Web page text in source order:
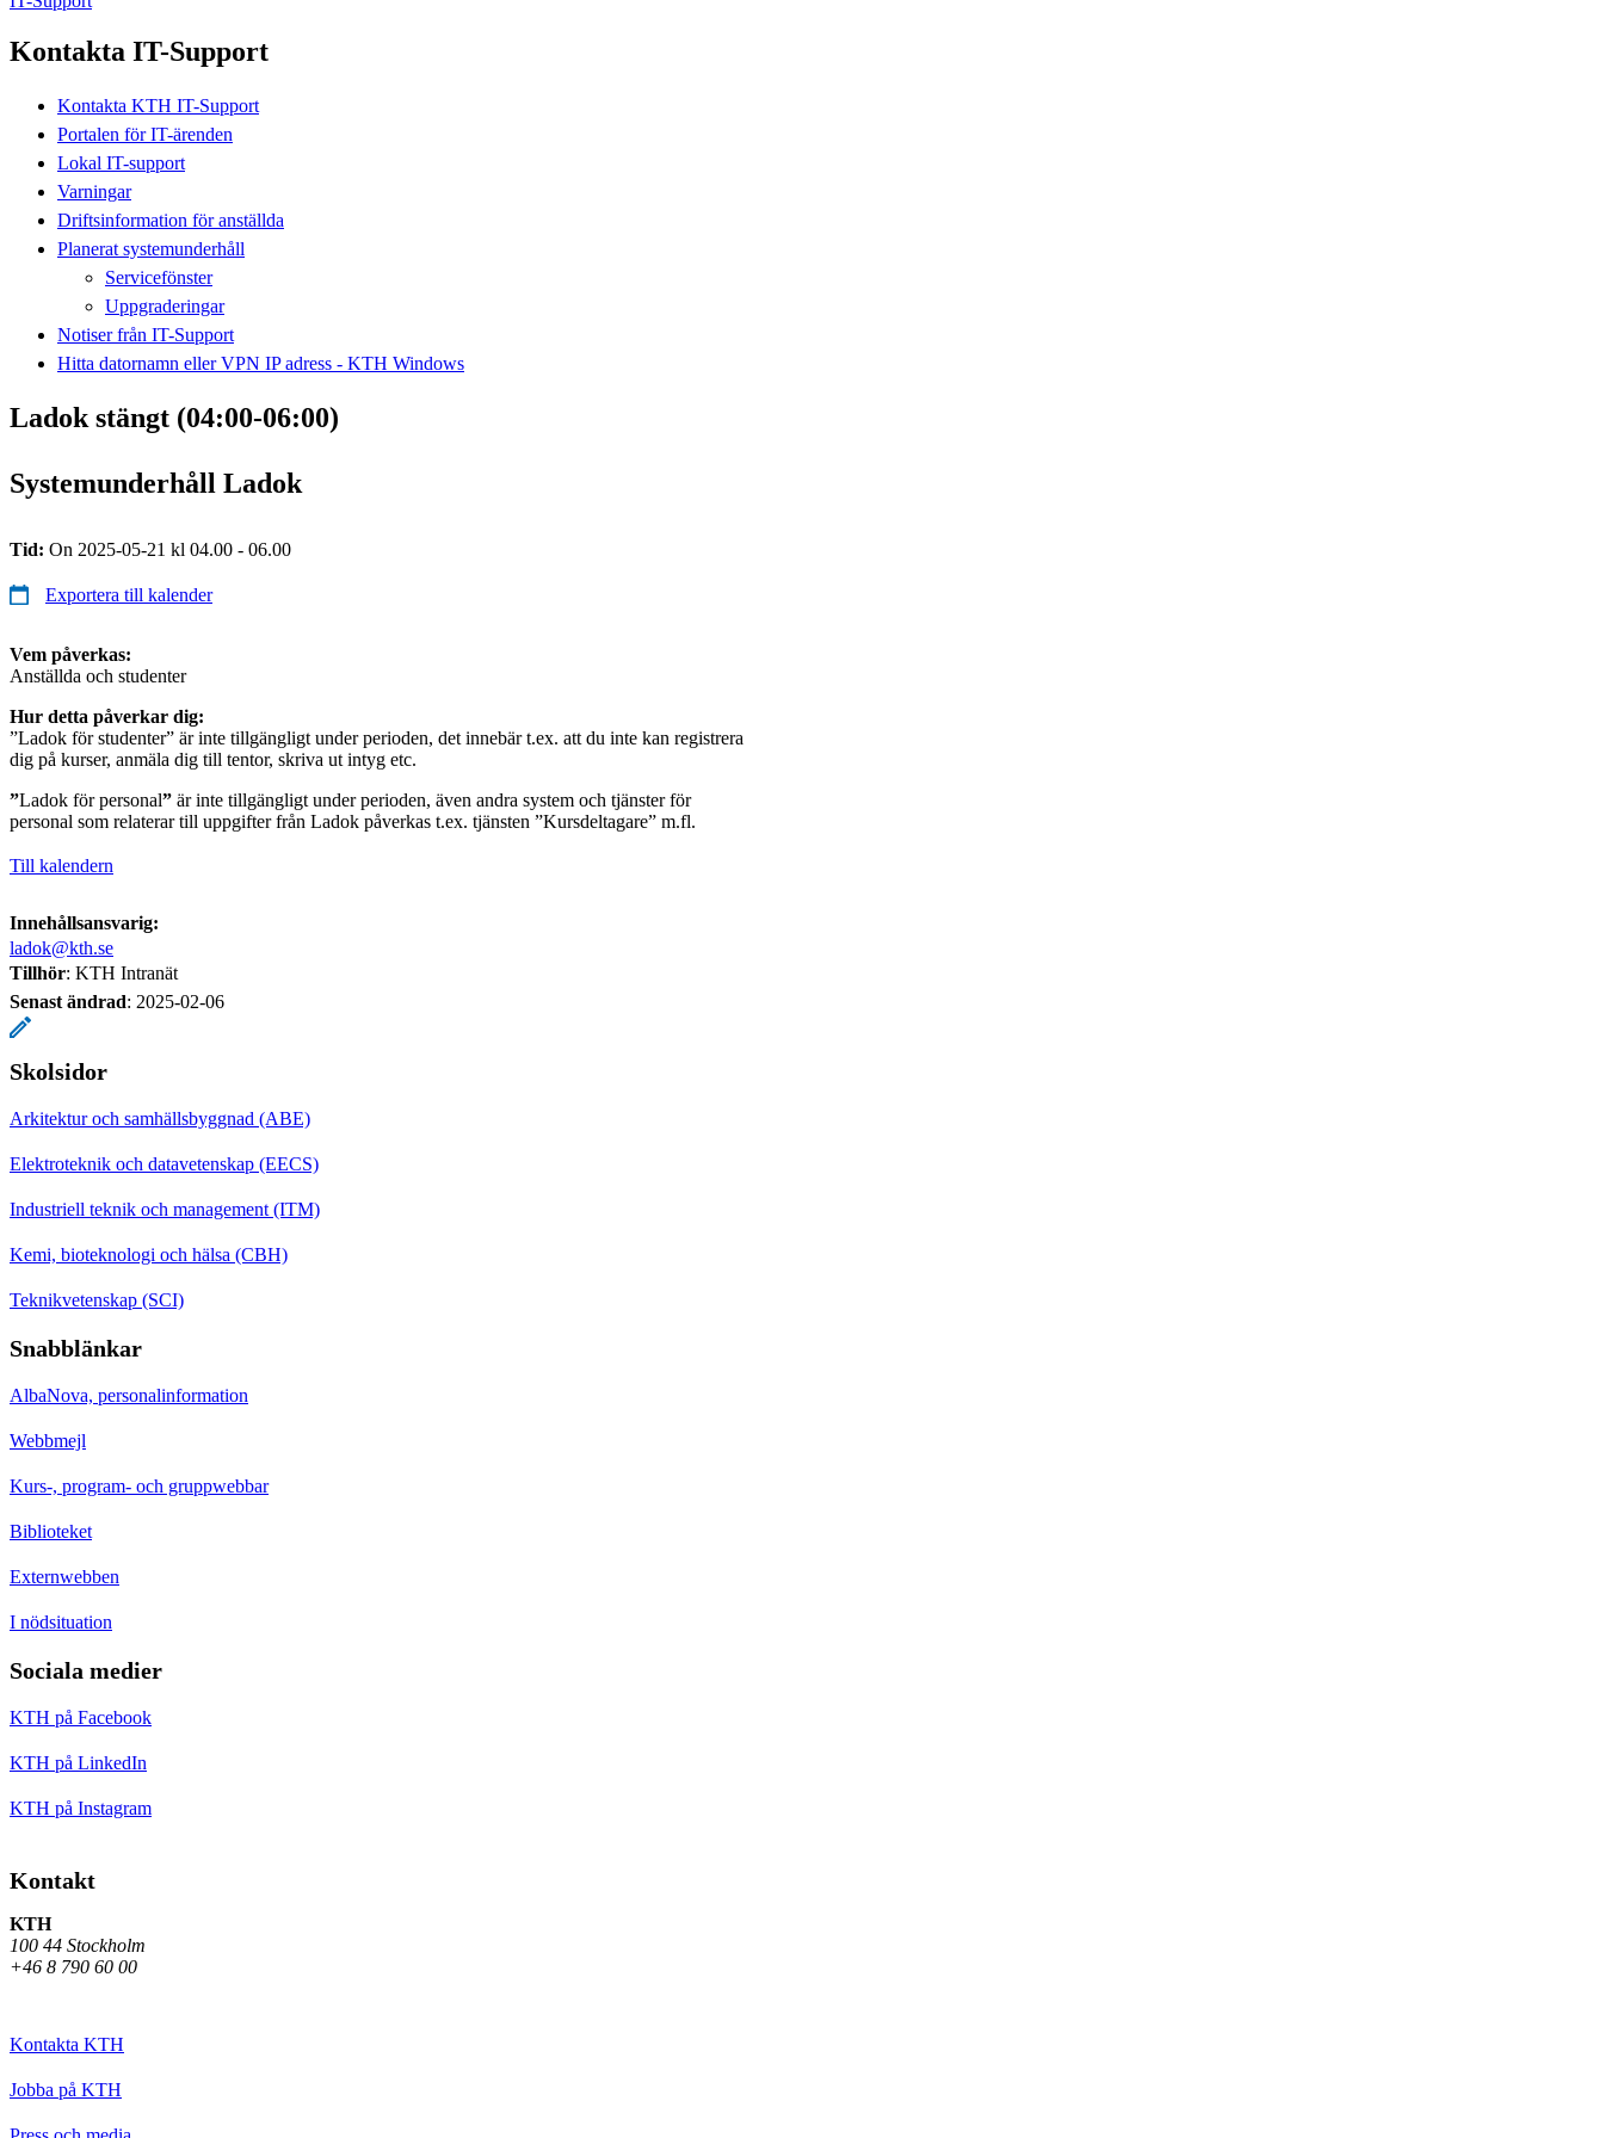
Kontakta IT-Support
Kontakta KTH IT-Support
Portalen för IT-ärenden
Lokal IT-support
Varningar
Driftsinformation för anställda
Planerat systemunderhåll
Servicefönster
Uppgraderingar
Notiser från IT-Support
Hitta datornamn eller VPN IP adress - KTH Windows
Ladok stängt (04:00-06:00)
Systemunderhåll Ladok
Tid: On 2025-05-21 kl 04.00 - 06.00
Exportera till kalender
Vem påverkas:
Anställda och studenter
Hur detta påverkar dig:
”Ladok för studenter” är inte tillgängligt under perioden, det innebär t.ex. att du inte kan registrera
dig på kurser, anmäla dig till tentor, skriva ut intyg etc.
”Ladok för personal” är inte tillgängligt under perioden, även andra system och tjänster för
personal som relaterar till uppgifter från Ladok påverkas t.ex. tjänsten ”Kursdeltagare” m.fl.
Till kalendern
Innehållsansvarig:
ladok@kth.se
Tillhör: KTH Intranät
Senast ändrad: 2025-02-06
Skolsidor
Arkitektur och samhällsbyggnad (ABE)
Elektroteknik och datavetenskap (EECS)
Industriell teknik och management (ITM)
Kemi, bioteknologi och hälsa (CBH)
Teknikvetenskap (SCI)
Snabblänkar
AlbaNova, personalinformation
Webbmejl
Kurs-, program- och gruppwebbar
Biblioteket
Externwebben
I nödsituation
Sociala medier
KTH på Facebook
KTH på LinkedIn
KTH på Instagram
Kontakt
KTH
100 44 Stockholm
+46 8 790 60 00
Kontakta KTH
Jobba på KTH